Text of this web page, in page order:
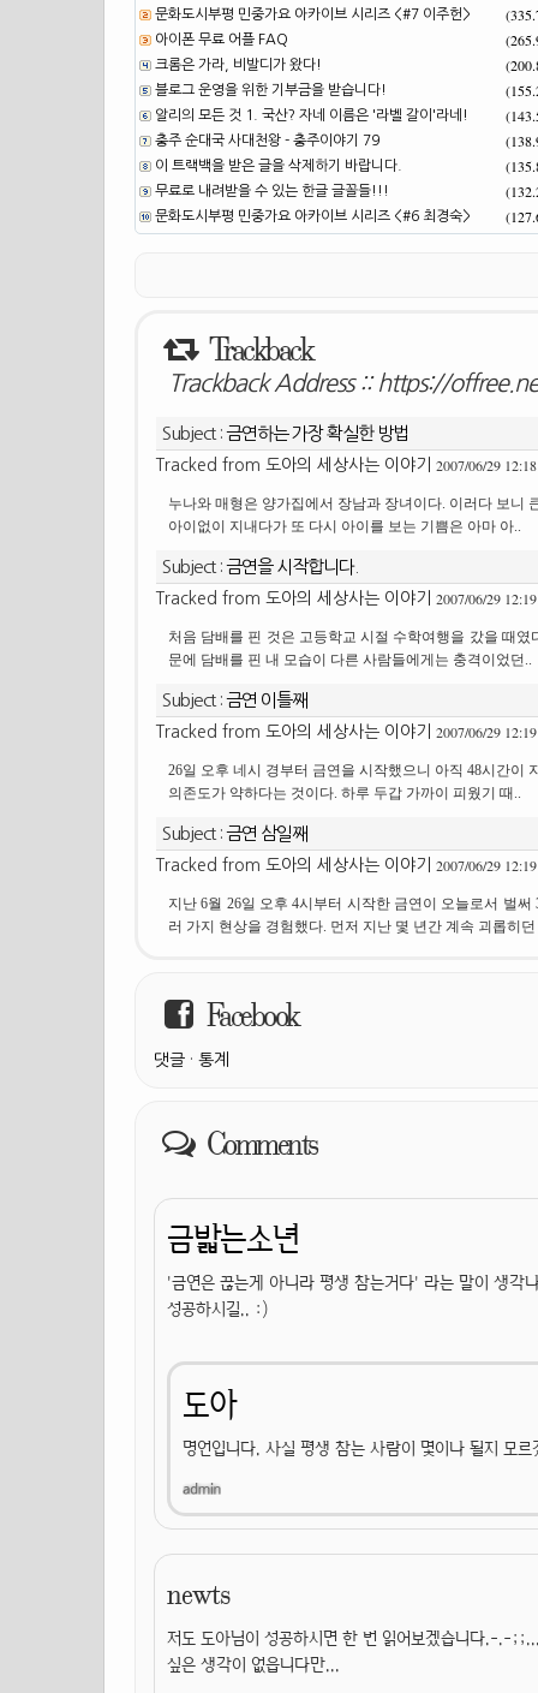
문화도시부평 민중가요 아카이브 시리즈 <#7 이주헌>
아이폰 무료 어플 FAQ
크롬은 가라, 비발디가 왔다!
블로그 운영을 위한 기부금을 받습니다!
알리의 모든 것 1. 국산? 자네 이름은 '라벨 갈이'라네!
충주 순대국 사대천왕 - 충주이야기 79
이 트랙백을 받은 글을 삭제하기 바랍니다.
무료로 내려받을 수 있는 한글 글꼴들!!!
문화도시부평 민중가요 아카이브 시리즈 <#6 최경숙>
Trackback
Trackback Address :: https://
Subject : 금연하는 가장 확실한 방법
Tracked from 도아의 세상사는 이야기 2007/06/29 12:18
누나와 매형은 양가집에서 장남과 장녀이다. 이러다 보니
아이없이 지내다가 또 다시 아이를 보는 기쁨은 아마 아..
Subject : 금연을 시작합니다.
Tracked from 도아의 세상사는 이야기 2007/06/29 12:19
처음 담배를 핀 것은 고등학교 시절 수학여행을 갔을 때
문에 담배를 핀 내 모습이 다른 사람들에게는 충격이었던..
Subject : 금연 이틀째
Tracked from 도아의 세상사는 이야기 2007/06/29 12:19
26일 오후 네시 경부터 금연을 시작했으니 아직 48시간이
의존도가 약하다는 것이다. 하루 두갑 가까이 피웠기 때..
Subject : 금연 삼일째
Tracked from 도아의 세상사는 이야기 2007/06/29 12:19
지난 6월 26일 오후 4시부터 시작한 금연이 오늘로서 벌
러 가지 현상을 경험했다. 먼저 지난 몇 년간 계속 괴롭히던
Facebook
댓글 · 통계
Comments
금밟는소년
'금연은 끊는게 아니라 평생 참는거다' 라는 말이 생각
성공하시길.. :)
도아
명언입니다. 사실 평생 참는 사람이 몇이나 될지 모르
newts
저도 도아님이 성공하시면 한 번 읽어보겠습니다.-.-
싶은 생각이 없읍니다만...